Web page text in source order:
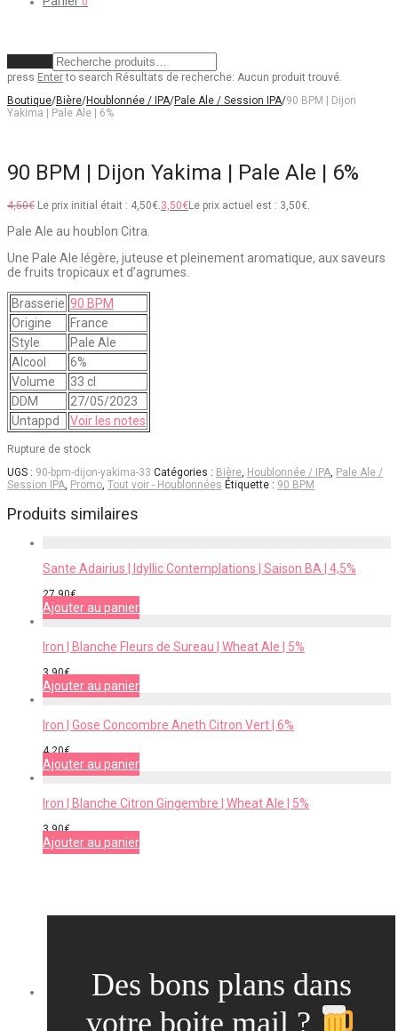
press Enterto search Résultats de recherche: Aucun produit trouvé.
Boutique/Bière/Houblonnée / IPA/Pale Ale / Session IPA/90 BPM | Dijon
Yakima | Pale Ale | 6%
90 BPM | Dijon Yakima | Pale Ale | 6%
4,50€ Le prix initial était : 4,50€.3,50€Le prix actuel est : 3,50€.
Pale Ale au houblon Citra.
Une Pale Ale légère, juteuse et pleinement aromatique, aux saveurs
de fruits tropicaux et d’agrumes.
Brasserie 90 BPM
Origine
France
Style
Pale Ale
Alcool
6%
Volume
33 cl
DDM
27/05/2023
Untappd
Voir les notes
Rupture de stock
UGS : 90-bpm-dijon-yakima-33 Catégories : Bière, Houblonnée / IPA, Pale Ale /
Session IPA, Promo, Tout voir - Houblonnées Étiquette : 90 BPM
Produits similaires
Sante Adairius | Idyllic Contemplations | Saison BA | 4,5%
27,90€
Ajouter au panier
Iron | Blanche Fleurs de Sureau | Wheat Ale | 5%
3,90€
Ajouter au panier
Iron | Gose Concombre Aneth Citron Vert | 6%
4,20€
Ajouter au panier
Iron | Blanche Citron Gingembre | Wheat Ale | 5%
3,90€
Ajouter au panier
Des bons plans dans
votre boite mail ?